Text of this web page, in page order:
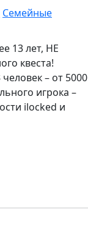
Семейные
13 лет, НЕ
квеста!
– от 5000
игрока –
ilocked и